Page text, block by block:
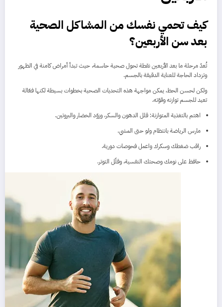
كيف تحمي نفسك من المشاكل الصحية
بعد سن الأربعين؟
تُعدّ مرحلة ما بعد الأربعين نقطة تحول صحية حاسمة، حيث تبدأ أمراض كامنة في الظهور
وتزداد الحاجة للعناية الدقيقة بالجسم.
ولكن لحسن الحظ، يمكن مواجهة هذه التحديات الصحية بخطوات بسيطة لكنها فعّالة
تعيد للجسم توازنه وقوّته.
اهتم بالتغذية المتوازنة: قلل الدهون والسكر، وزوّد الخضار والبروتين.
مارس الرياضة بانتظام ولو حتى المشي.
راقب ضغطك وسكرك واعمل فحوصات دورية.
حافظ على نومك وصحتك النفسية، وقلّل التوتر.